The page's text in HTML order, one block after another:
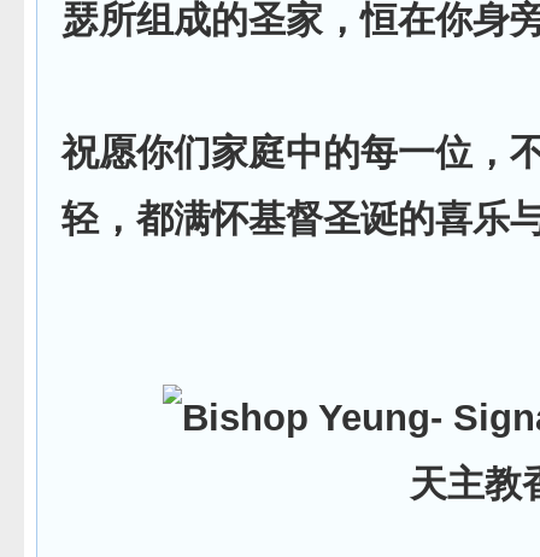
瑟所组成的圣家，恒在你身
祝愿你们家庭中的每一位，
轻，都满怀基督圣诞的喜乐
天主教